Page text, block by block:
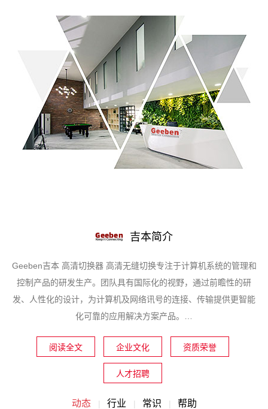
吉本简介
Geeben吉本 高清切换器 高清无缝切换专注于计算机系统的管理和
控制产品的研发生产。团队具有国际化的视野，通过前瞻性的研
发、人性化的设计，为计算机及网络讯号的连接、传输提供更智能
化可靠的应用解决方案产品。…
阅读全文 企业文化 资质荣誉
人才招聘
动态 行业 常识 帮助